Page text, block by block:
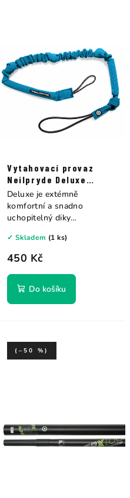
Vytahovací provaz
Neilpryde Deluxe
modrý
450 Kč
✓ Skladem (1 ks)
Do košíku
Deluxe je extémně
komfortní a snadno
uchopitelný diky
(–50 %)